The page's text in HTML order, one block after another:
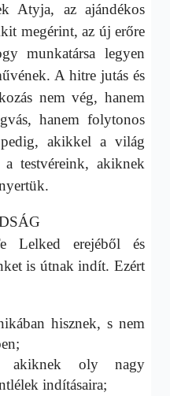
Atyja, az ajándékos
megérint, az új erőre
munkatársa legyen
A hitre jutás és
nem vég, hanem
hanem folytonos
akikkel a világ
testvéreink, akiknek
Lelked erejéből és
is útnak indít. Ezért
hisznek, s nem
akiknek oly nagy
indításaira;